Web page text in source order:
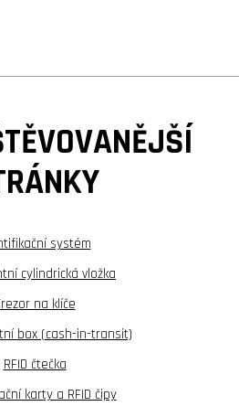
systém
cylindrická vložka
na klíče
box (cash-in-transit)
RFID čtečka
karty a RFID čipy